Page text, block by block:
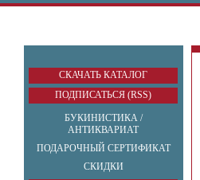
СКАЧАТЬ КАТАЛОГ
ПОДПИСАТЬСЯ (RSS)
БУКИНИСТИКА /
АНТИКВАРИАТ
ПОДАРОЧНЫЙ СЕРТИФИКАТ
СКИДКИ